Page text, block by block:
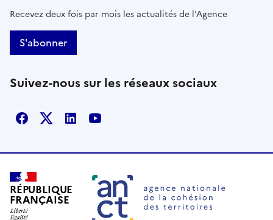
Recevez deux fois par mois les actualités de l'Agence
S'abonner
Suivez-nous sur les réseaux sociaux
Facebook
X LinkedinYoutube
RÉPUBLIQUE
FRANÇAISE